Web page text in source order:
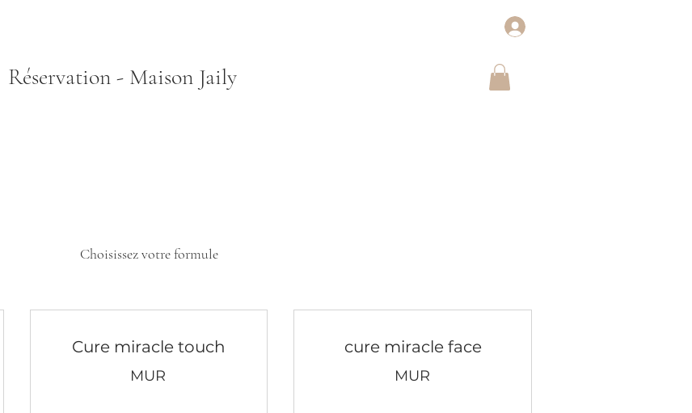
Réservation - Maison Jaily
Choisissez votre formule
Cure miracle touch
MUR
cure miracle face
MUR